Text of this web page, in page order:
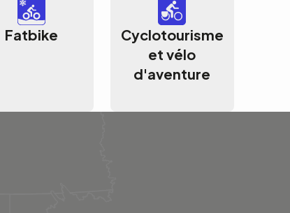
Fatbike
Cyclotourisme
et vélo
d'aventure